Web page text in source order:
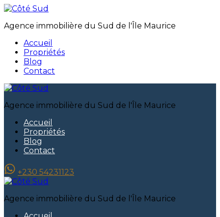
Agence immobilière du Sud de l'Île Maurice
Accueil
Propriétés
Blog
Contact
Agence immobilière du Sud de l'Île Maurice
Accueil
Propriétés
Blog
Contact
+230 54231123
Agence immobilière du Sud de l'Île Maurice